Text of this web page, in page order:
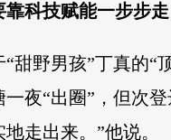
科技赋能一步步走
“甜野男孩”丁真的
夜“出圈”，但次
走出来。”他说。